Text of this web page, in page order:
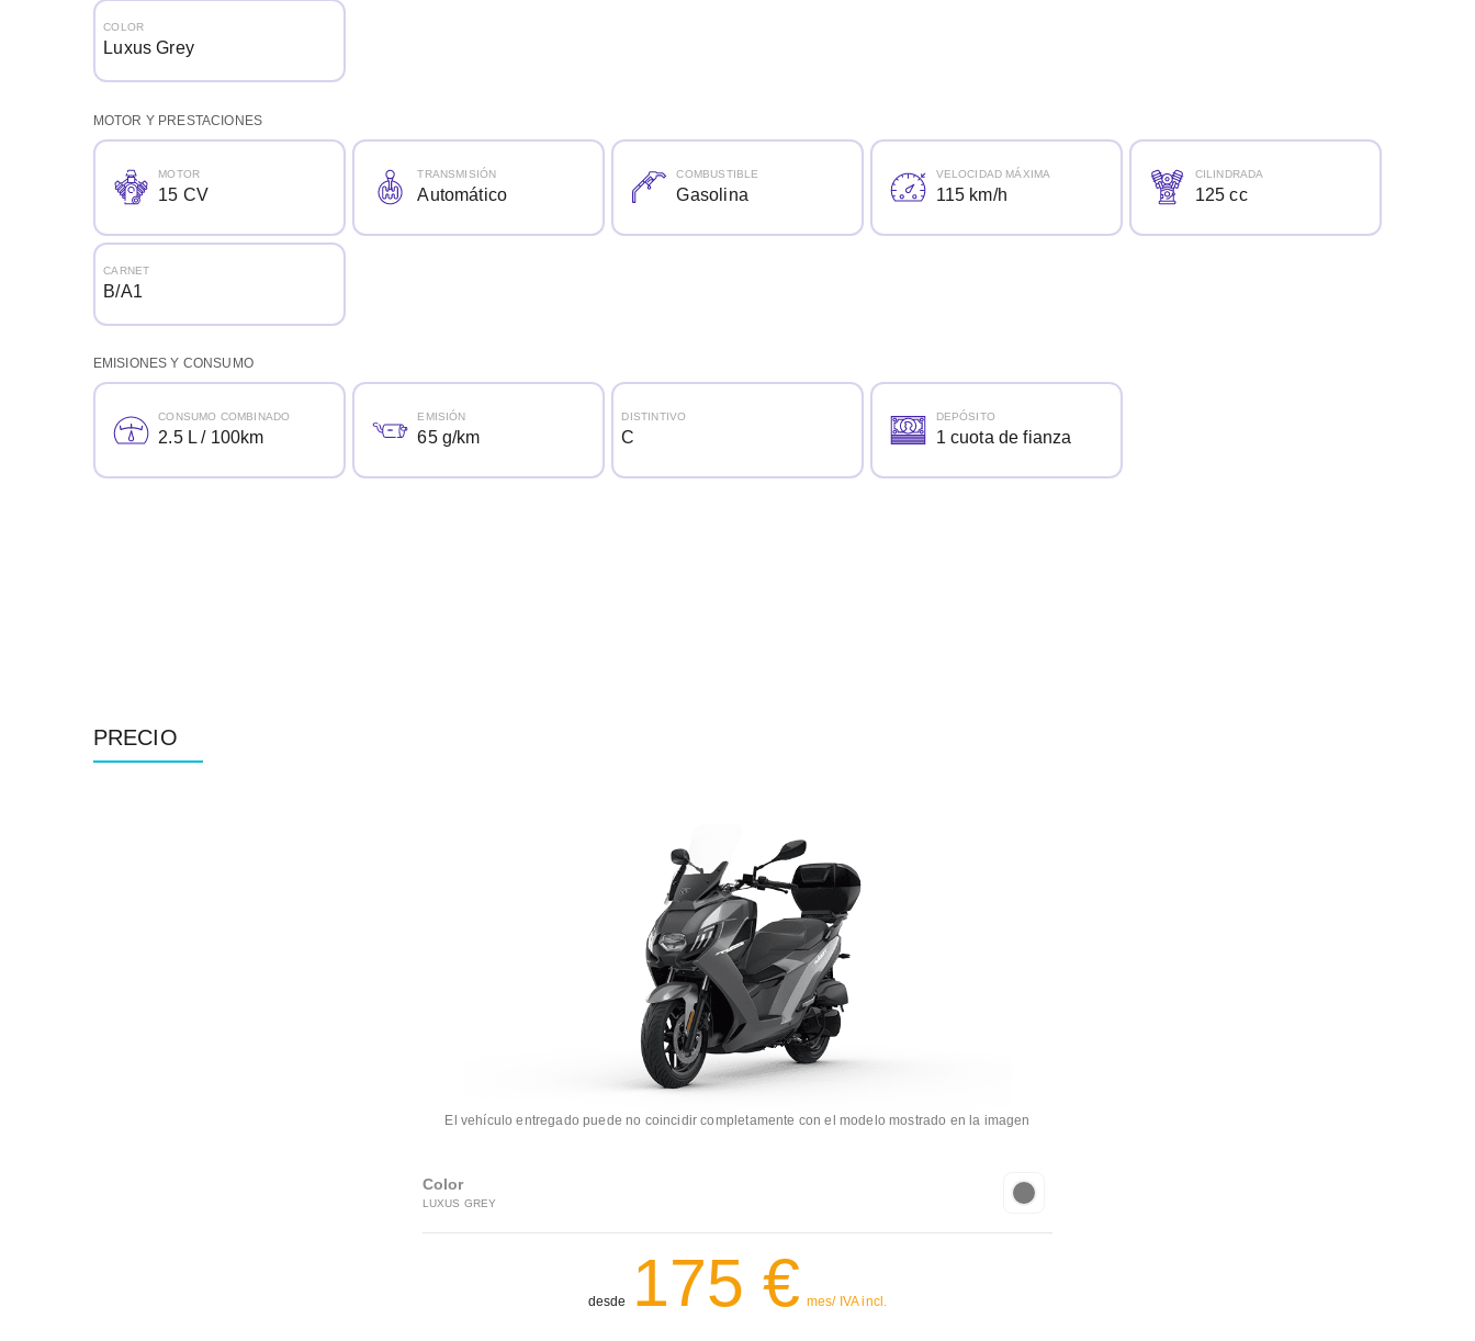
COLOR
Luxus Grey
MOTOR Y PRESTACIONES
MOTOR
15 CV
TRANSMISIÓN
Automático
COMBUSTIBLE
Gasolina
VELOCIDAD MÁXIMA
115 km/h
CILINDRADA
125 cc
CARNET
B/A1
EMISIONES Y CONSUMO
CONSUMO COMBINADO
2.5 L / 100km
EMISIÓN
65 g/km
DISTINTIVO
C
DEPÓSITO
1 cuota de fianza
PRECIO
El vehículo entregado puede no coincidir completamente con el modelo mostrado en la imagen
Color
LUXUS GREY
desde 175 € mes/ IVA incl.